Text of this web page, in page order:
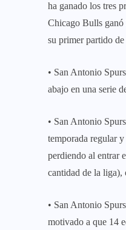
ha ganado los tres
Chicago Bulls ganó
su primer partido
• San Antonio
abajo en una serie
• San Antonio
temporada regular
perdiendo al entrar
cantidad de la liga),
• San Antonio
motivado a que 14